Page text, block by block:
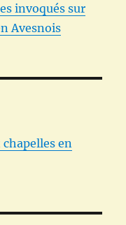
invoqués sur
Avesnois
en